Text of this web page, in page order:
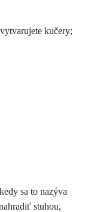
kučery;
sa to nazýva
stuhou,